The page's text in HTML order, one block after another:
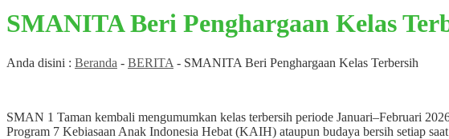
SMANITA Beri Penghargaan Kelas
Anda disini : Beranda - BERITA - SMANITA Beri Penghargaan Kelas Terbersih
SMAN 1 Taman kembali mengumumkan kelas terbersih periode Januari–Februari
Program 7 Kebiasaan Anak Indonesia Hebat (KAIH) ataupun budaya bersih setiap